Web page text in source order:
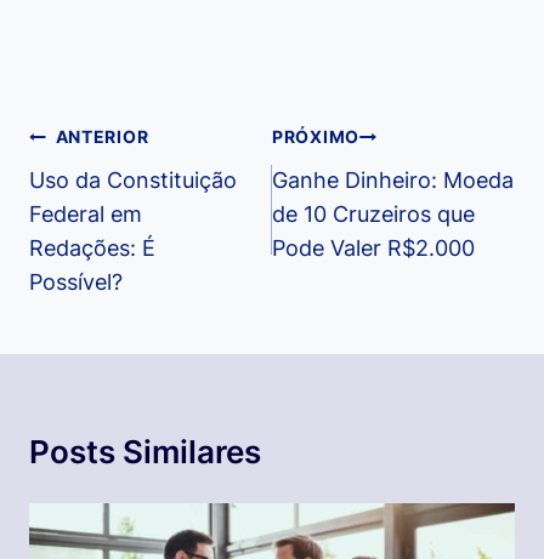
Navegação
de
Post
ANTERIOR
Uso da Constituição
Federal em
Redações: É
Possível?
PRÓXIMO
Ganhe Dinheiro: Moeda
de 10 Cruzeiros que
Pode Valer R$2.000
Posts Similares